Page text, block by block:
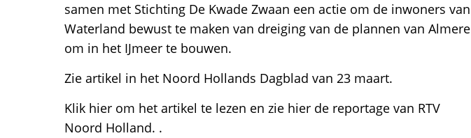
samen met Stichting De Kwade Zwaan een actie om de inwoners van
Waterland bewust te maken van dreiging van de plannen van Almere
om in het IJmeer te bouwen.
Zie artikel in het Noord Hollands Dagblad van 23 maart.
Klik hier om het artikel te lezen en zie hier de reportage van RTV
Noord Holland. .